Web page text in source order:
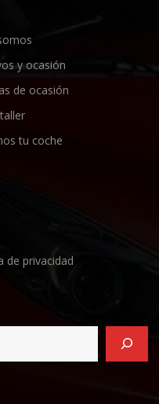
y ocasión
de ocasión
tu coche
de privacidad